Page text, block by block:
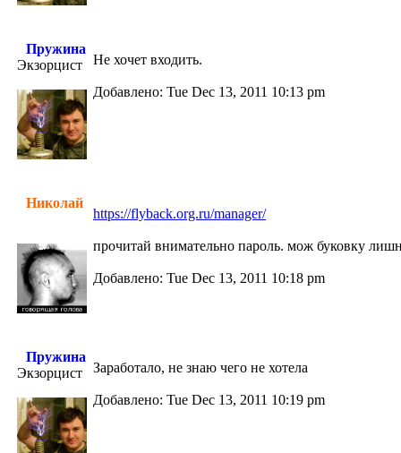
Пружина
Экзорцист
Не хочет входить.
Добавлено: Tue Dec 13, 2011 10:13 pm
Николай
https://flyback.org.ru/manager/
прочитай внимательно пароль. мож буковку
Добавлено: Tue Dec 13, 2011 10:18 pm
Пружина
Экзорцист
Заработало, не знаю чего не хотела
Добавлено: Tue Dec 13, 2011 10:19 pm